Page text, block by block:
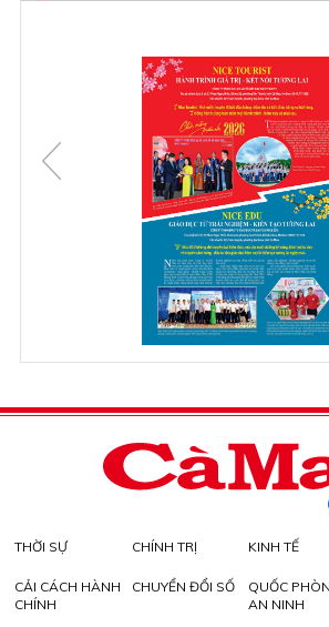
THỜI SỰ CHÍNH TRỊ KINH TẾ
CẢI CÁCH HÀNH
CHÍNH
CHUYỂN ĐỔI SỐ
QUỐC
AN NINH